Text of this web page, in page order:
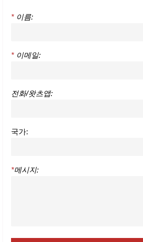
* 이름:
* 이메일:
전화/왓츠앱:
국가:
*메시지: